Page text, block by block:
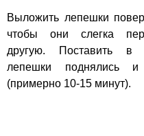
Выложить лепешки
чтобы они слегка
другую. Поставить в
лепешки поднялись и
(примерно 10-15 минут).